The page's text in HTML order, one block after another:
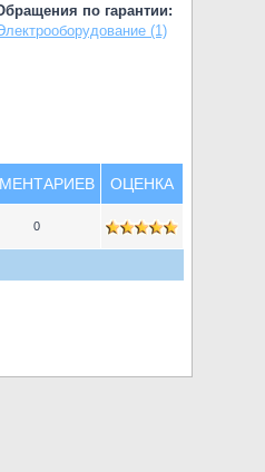
по гарантии:
(1)
ОЦЕНКА
0